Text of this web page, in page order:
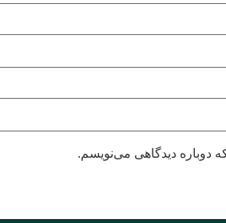
دوباره دیدگاهی می‌نویسم.